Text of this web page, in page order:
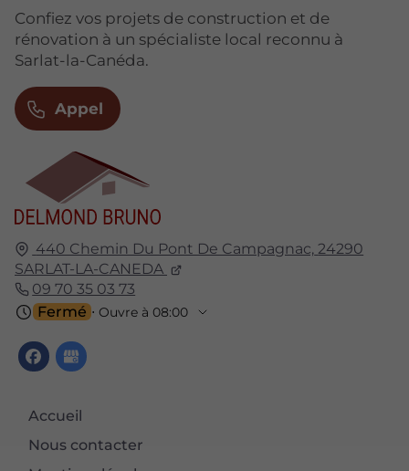
440 Chemin Du Pont De Campagnac, 24290
SARLAT-LA-CANEDA
09 70 35 03 73
Fermé ⋅ Ouvre à 08:00
Accueil
Nous contacter
Confiez vos projets de construction et de
rénovation à un spécialiste local reconnu à
Sarlat-la-Canéda.
Appel